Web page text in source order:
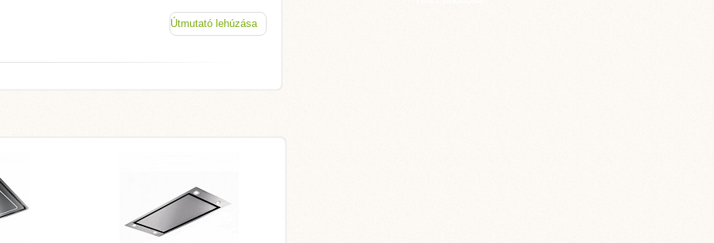
Útmutató lehúzása